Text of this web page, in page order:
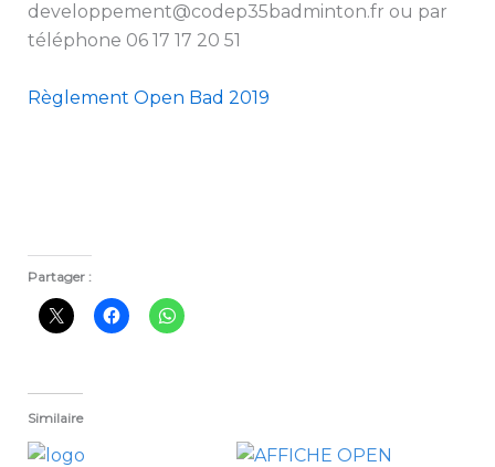
developpement@codep35badminton.fr ou par
téléphone 06 17 17 20 51
Règlement Open Bad 2019
Partager :
Similaire